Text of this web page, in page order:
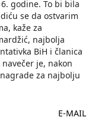
godine. To bi bila
se da ostvarim
kaže za
najbolja
BiH i članica
je, nakon
za najbolju
E-MAIL